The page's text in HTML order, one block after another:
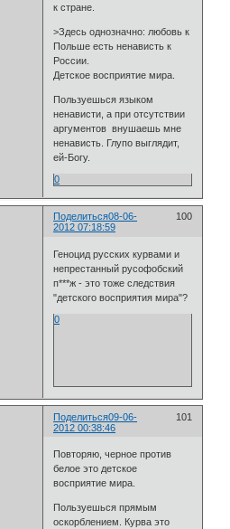
к стране.
>Здесь однозначно: любовь к
Польше есть ненависть к
России.
Детское восприятие мира.
Пользуешься языком
ненависти, а при отсутствии
аргументов внушаешь мне
ненависть. Глупо выглядит,
ей-Богу.
0
Поделиться 100
08-06-
2012 07:18:59
Геноцид русских курвами и
непрестанный русофобский
п***ж - это тоже следствия
"детского восприятия мира"?
0
Поделиться 101
09-06-
2012 00:38:46
Повторяю, черное против
белое это детское
восприятие мира.
Пользуешься прямым
оскорблением. Курва это